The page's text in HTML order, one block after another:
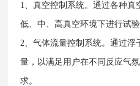
1、真空控制系统。通过各种
低、中、高真空环境下进行试验
2、气体流量控制系统。通过
量，以满足用户在不同反应气
求。